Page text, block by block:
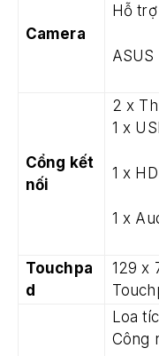
Camera
Hỗ
ASUS
Cổng kết
nối
2 x
1 x
1 x
1 x
Touchpa
d
129 x
Loa
Công